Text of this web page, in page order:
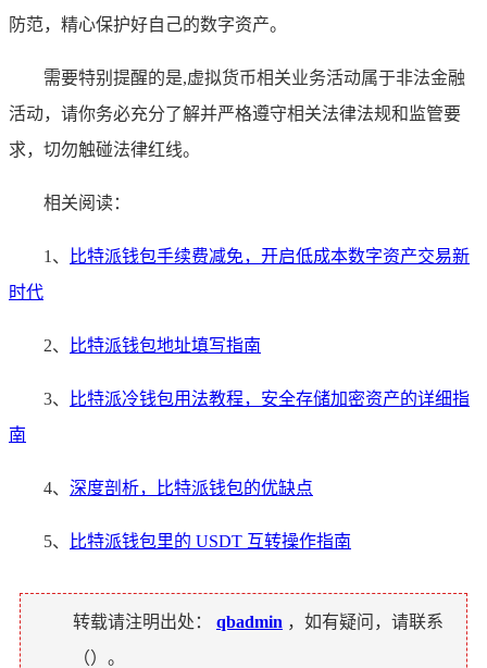
防范，精心保护好自己的数字资产。
需要特别提醒的是,虚拟货币相关业务活动属于非法金融
活动，请你务必充分了解并严格遵守相关法律法规和监管要
求，切勿触碰法律红线。
相关阅读：
1、
比特派钱包手续费减免，开启低成本数字资产交易新
时代
2、 比特派钱包地址填写指南
3、
比特派冷钱包用法教程，安全存储加密资产的详细指
南
4、 深度剖析，比特派钱包的优缺点
5、 比特派钱包里的 USDT 互转操作指南
转载请注明出处： qbadmin ，如有疑问，请联系
（）。